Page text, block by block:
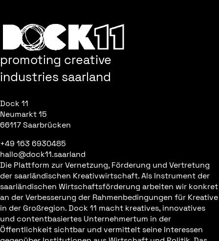
promoting creative
industries saarland
Dock 11
Neumarkt 15
66117 Saarbrücken
+49 163 6930485
hallo@dock11.saarland
Die Plattform zur Vernetzung, Förderung und Vertretung
der saarländischen Kreativwirtschaft. Als Instrument der
saarländischen Wirtschaftsförderung arbeiten wir konkret
an der Verbesserung der Rahmenbedingungen für Kreative
in der Großregion. Dock 11 macht kreatives, innovatives
und contentbasiertes Unternehmertum in der
Öffentlichkeit sichtbar und vermittelt seine Interessen